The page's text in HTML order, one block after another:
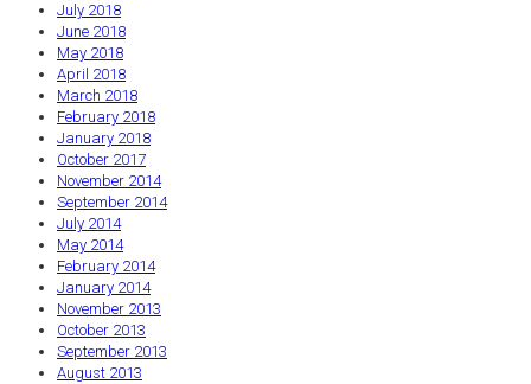
July 2018
June 2018
May 2018
April 2018
March 2018
February 2018
January 2018
October 2017
November 2014
September 2014
July 2014
May 2014
February 2014
January 2014
November 2013
October 2013
September 2013
August 2013